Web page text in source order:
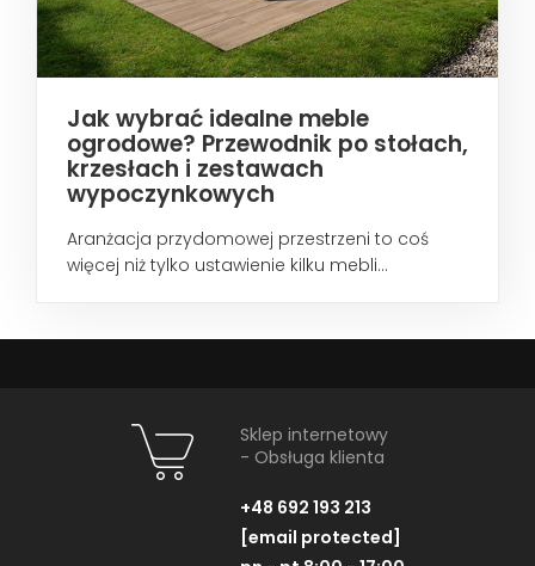
Jak wybrać idealne meble
ogrodowe? Przewodnik po stołach,
krzesłach i zestawach
wypoczynkowych
Aranżacja przydomowej przestrzeni to coś
więcej niż tylko ustawienie kilku mebli...
Sklep internetowy
- Obsługa klienta
+48 692 193 213
[email protected]